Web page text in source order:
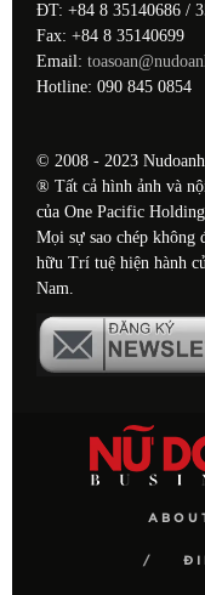
ĐT: +84 8 35140686 /
Fax: +84 8 35140699
Email:
Hotline: 090 845 0854
© 2008 - 2023
® Tất cả hình ảnh và
của One Pacific
Mọi sự sao chép không
hữu Trí tuệ hiện hành
Nam.